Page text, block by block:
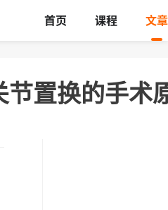
首页 课程 文章
节置换的手术